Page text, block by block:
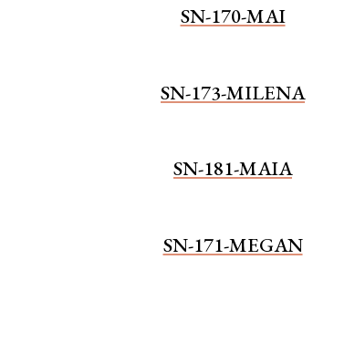
SN-170-MAI
SN-173-MILENA
SN-181-MAIA
SN-171-MEGAN